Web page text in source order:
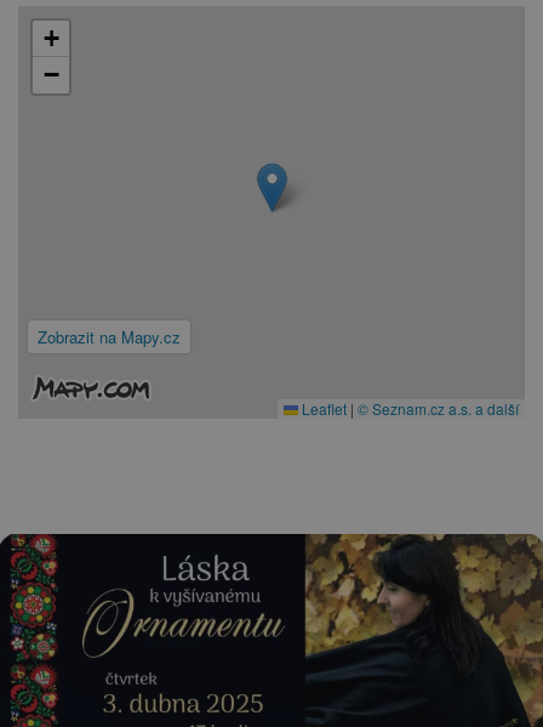
Zobrazit na Mapy.cz
+
−
Leaflet | © Seznam.cz a.s. a další